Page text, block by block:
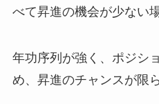
べて昇進の機会が少ない
年功序列が強く、ポジシ
め、昇進のチャンスが限